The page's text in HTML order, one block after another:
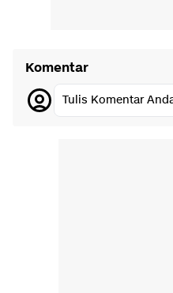
Komentar
Tulis Komentar